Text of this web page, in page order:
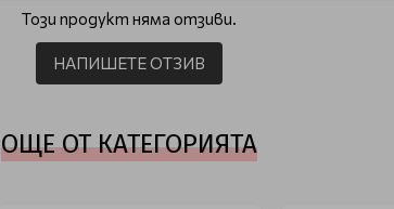
Този продукт няма отзиви.
НАПИШЕТЕ ОТЗИВ
ОЩЕ ОТ КАТЕГОРИЯТА